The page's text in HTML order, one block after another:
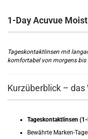
1-Day Acuvue
Tageskontaktlinsen mit
komfortabel von morgens bis
Kurzüberblick –
Tageskontaktlinsen
Bewährte Marken-